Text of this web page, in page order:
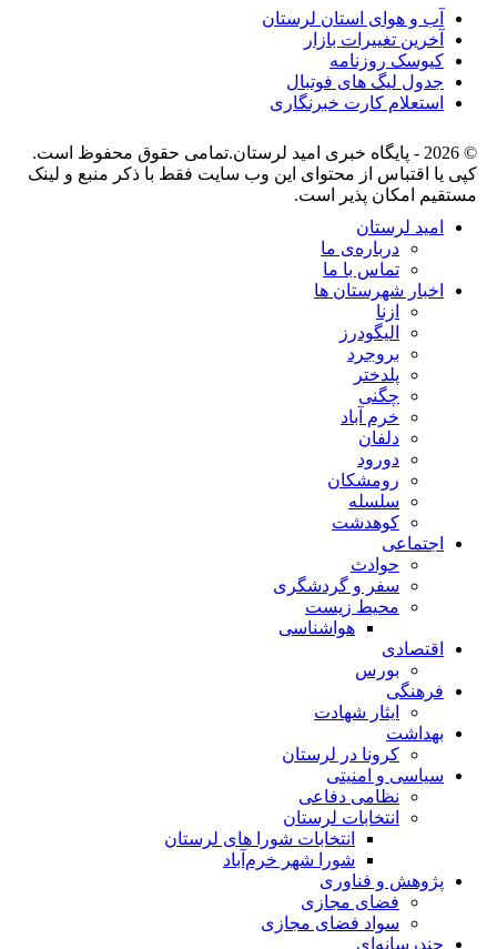
آب و هوای استان لرستان
آخرین تغییرات بازار
کیوسک روزنامه
جدول لیگ های فوتبال
استعلام کارت خبرنگاری
© 2026 - پایگاه خبری اميد لرستان.تمامی حقوق محفوظ است.
کپی یا اقتباس از محتوای این وب سایت فقط با ذکر منبع و لینک
مستقیم امکان پذیر است.
امید لرستان
درباره‌ی ما
تماس با ما
اخبار شهرستان ها
ازنا
الیگودرز
بروجرد
پلدختر
چگنی
خرم آباد
دلفان
دورود
رومشکان
سلسله
کوهدشت
اجتماعی
حوادث
سفر و گردشگری
محیط زیست
هواشناسی
اقتصادی
بورس
فرهنگی
ایثار شهادت
بهداشت
کرونا در لرستان
سیاسی و امنیتی
نظامی دفاعی
انتخابات لرستان
انتخابات شورا های لرستان
شورا شهر خرم‌آباد
پژوهش و فناوری
فضای مجازی
سواد فضای مجازی
چندرسانه‌ای